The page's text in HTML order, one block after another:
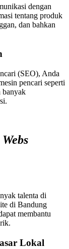
dengan
tentang produk
dan bahkan
(SEO), Anda
pencari seperti
banyak
talenta di
di Bandung
membantu
Lokal